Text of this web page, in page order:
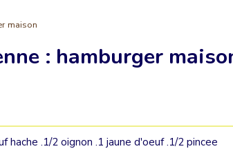
maison
: hamburger
hache .1/2 oignon .1 jaune d'oeuf .1/2 pincee